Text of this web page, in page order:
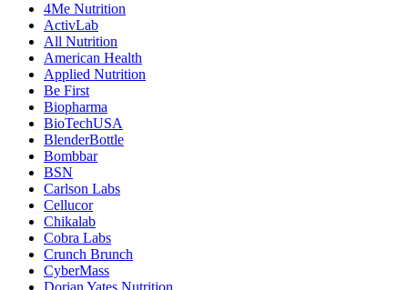
4Me Nutrition
ActivLab
All Nutrition
American Health
Applied Nutrition
Be First
Biopharma
BioTechUSA
BlenderBottle
Bombbar
BSN
Carlson Labs
Cellucor
Chikalab
Cobra Labs
Crunch Brunch
CyberMass
Dorian Yates Nutrition